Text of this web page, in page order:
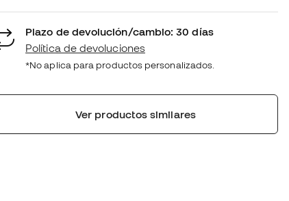
Plazo de devolución/cambio: 30 días
Política de devoluciones
*No aplica para productos personalizados.
Ver productos similares